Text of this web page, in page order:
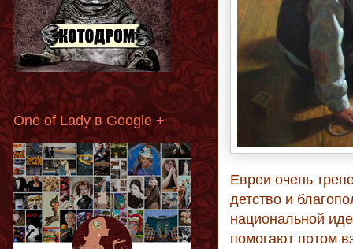
Евреи очень
детство и
национальной
помогают потом
One of Lady в Google +